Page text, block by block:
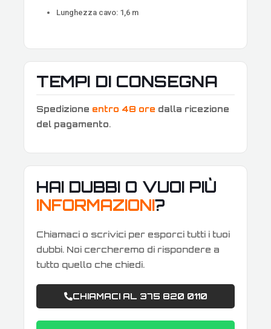
Lunghezza cavo: 1,6 m
TEMPI DI CONSEGNA
Spedizione entro 48 ore dalla ricezione
del pagamento.
HAI DUBBI O VUOI PIÙ
INFORMAZIONI?
Chiamaci o scrivici per esporci tutti i tuoi
dubbi. Noi cercheremo di rispondere a
tutto quello che chiedi.
CHIAMACI AL 375 820 0110